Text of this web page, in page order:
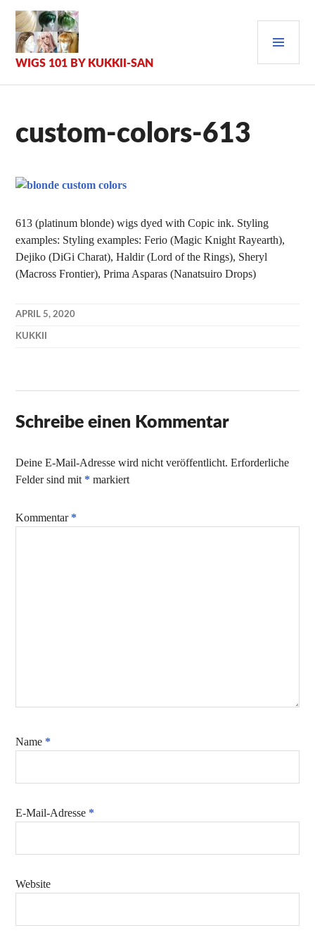
Inhalt
springen
WIGS 101 BY KUKKII-SAN
custom-colors-613
613 (platinum blonde) wigs dyed with Copic ink. Styling
examples: Styling examples: Ferio (Magic Knight Rayearth),
Dejiko (DiGi Charat), Haldir (Lord of the Rings), Sheryl
(Macross Frontier), Prima Asparas (Nanatsuiro Drops)
APRIL 5, 2020
KUKKII
Schreibe einen Kommentar
Deine E-Mail-Adresse wird nicht veröffentlicht. Erforderliche
Felder sind mit * markiert
Kommentar *
Name *
E-Mail-Adresse *
Website